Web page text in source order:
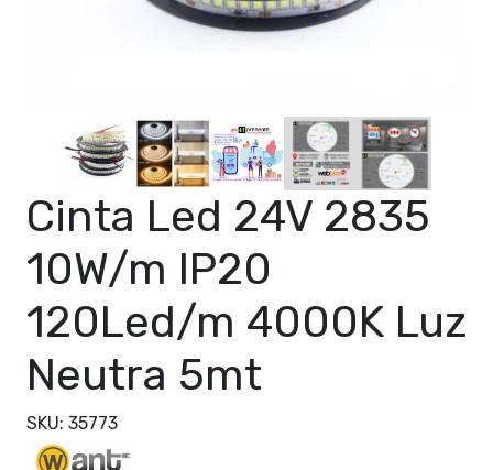
Cinta Led 24V 2835
10W/m IP20
120Led/m 4000K Luz
Neutra 5mt
SKU: 35773